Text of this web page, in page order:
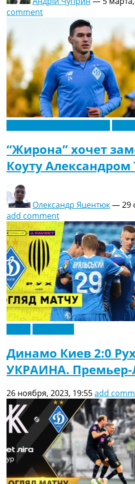
comment
“Жирона” хочет
Коуту
Олександр Яцентюк—29
add comment
Динамо Киев 2:0
УКРАИНА. Премьер-
26 ноября, 2023, 19:55add